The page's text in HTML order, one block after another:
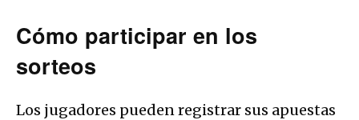
Cómo participar en los
sorteos
Los jugadores pueden registrar sus apuestas